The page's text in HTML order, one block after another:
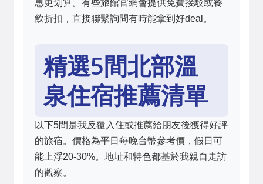
惠更划算。有些旅館官網會提供免費接駁或餐
飲折扣，直接聯繫詢問有時能拿到好deal。
精選5間北部溫
泉住宿推薦清單
以下5間是我反覆入住或推薦給朋友後獲得好評
的旅宿。價格為平日每晚台幣參考價，假日可
能上浮20-30%。地址和特色都基於我親自走訪
的觀察。